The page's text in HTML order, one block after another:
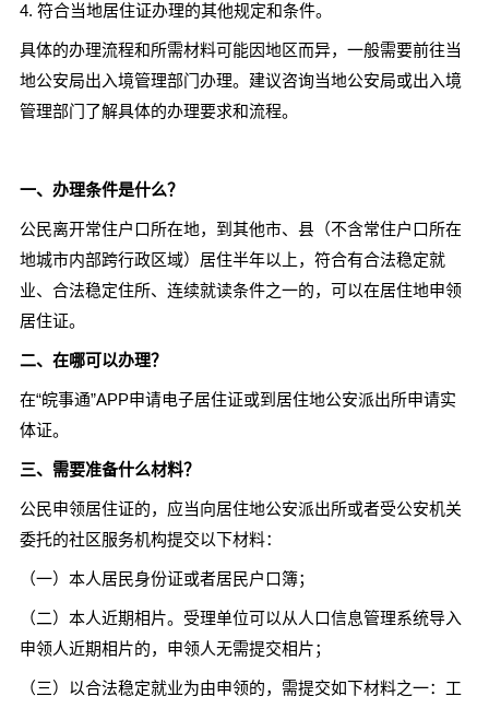
4. 符合当地居住证办理的其他规定和条件。
具体的办理流程和所需材料可能因地区而异，一般需要前往当
地公安局出入境管理部门办理。建议咨询当地公安局或出入境
管理部门了解具体的办理要求和流程。
一、办理条件是什么？
公民离开常住户口所在地，到其他市、县（不含常住户口所在
地城市内部跨行政区域）居住半年以上，符合有合法稳定就
业、合法稳定住所、连续就读条件之一的，可以在居住地申领
居住证。
二、在哪可以办理？
在“皖事通”APP申请电子居住证或到居住地公安派出所申请实
体证。
三、需要准备什么材料？
公民申领居住证的，应当向居住地公安派出所或者受公安机关
委托的社区服务机构提交以下材料：
（一）本人居民身份证或者居民户口簿；
（二）本人近期相片。受理单位可以从人口信息管理系统导入
申领人近期相片的，申领人无需提交相片；
（三）以合法稳定就业为由申领的，需提交如下材料之一：工